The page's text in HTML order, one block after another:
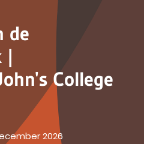
de
|
College
2026